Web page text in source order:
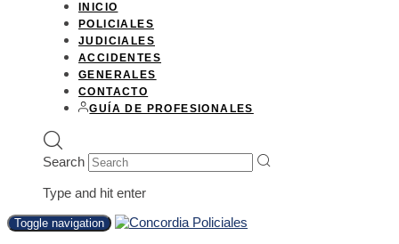
INICIO
POLICIALES
JUDICIALES
ACCIDENTES
GENERALES
CONTACTO
GUÍA DE PROFESIONALES
Search
Type and hit enter
Toggle navigation